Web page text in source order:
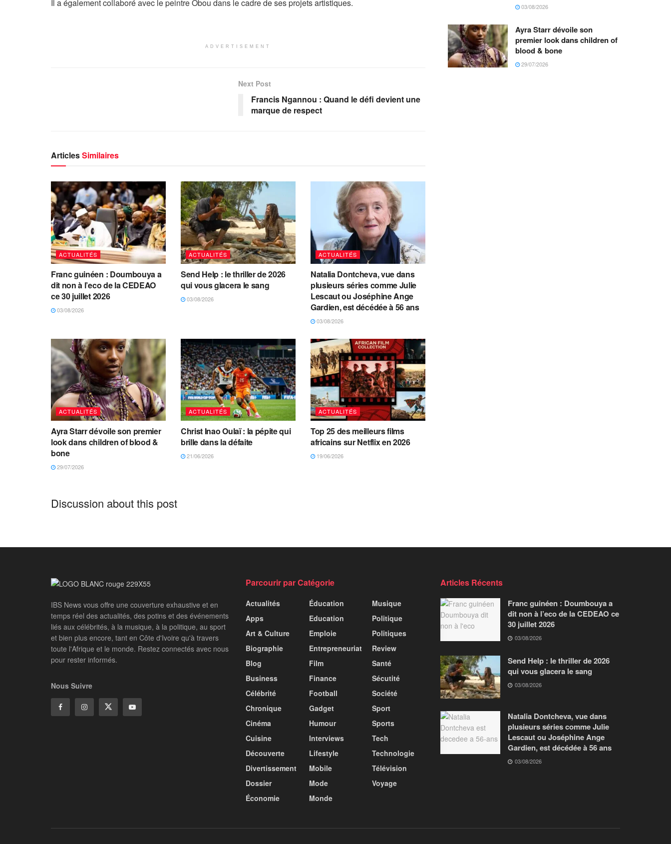
Il a également collaboré avec le peintre Obou dans le cadre de ses projets artistiques.
ADVERTISEMENT
Next Post
Francis Ngannou : Quand le défi devient une
marque de respect
ArticlesSimilaires
ACTUALITÉS
Franc guinéen : Doumbouya a
dit non à l’eco de la CEDEAO
ce 30 juillet 2026
03/08/2026
ACTUALITÉS
Send Help : le thriller de 2026
qui vous glacera le sang
03/08/2026
ACTUALITÉS
Natalia Dontcheva, vue dans
plusieurs séries comme Julie
Lescaut ou Joséphine Ange
Gardien, est décédée à 56 ans
03/08/2026
ACTUALITÉS
Ayra Starr dévoile son premier
look dans children of blood &
bone
29/07/2026
ACTUALITÉS
Christ Inao Oulaï : la pépite qui
brille dans la défaite
21/06/2026
ACTUALITÉS
Top 25 des meilleurs films
africains sur Netflix en 2026
19/06/2026
Discussion about this post
03/08/2026
Ayra Starr dévoile son
premier look dans children of
blood & bone
29/07/2026
IBS News vous offre une couverture exhaustive et en
temps réel des actualités, des potins et des événements
liés aux célébrités, à la musique, à la politique, au sport
et bien plus encore, tant en Côte d'Ivoire qu'à travers
toute l'Afrique et le monde. Restez connectés avec nous
pour rester informés.
Nous Suivre
Parcourir par Catégorie
Actualités
Apps
Art & Culture
Biographie
Blog
Business
Célébrité
Chronique
Cinéma
Cuisine
Découverte
Divertissement
Dossier
Économie
Éducation
Education
Emploie
Entrepreneuriat
Film
Finance
Football
Gadget
Humour
Interviews
Lifestyle
Mobile
Mode
Monde
Musique
Politique
Politiques
Review
Santé
Sécutité
Société
Sport
Sports
Tech
Technologie
Télévision
Voyage
Articles Récents
Franc guinéen : Doumbouya a
dit non à l’eco de la CEDEAO ce
30 juillet 2026
03/08/2026
Send Help : le thriller de 2026
qui vous glacera le sang
03/08/2026
Natalia Dontcheva, vue dans
plusieurs séries comme Julie
Lescaut ou Joséphine Ange
Gardien, est décédée à 56 ans
03/08/2026